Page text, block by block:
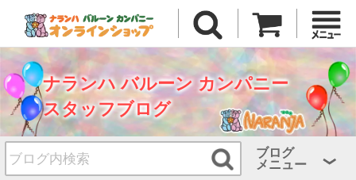
ナランハ バルーン カンパニー
スタッフブログ
ブログ
メニュー